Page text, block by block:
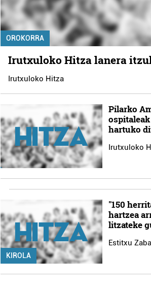
OROKORRA
Irutxuloko Hitza lanera
Irutxuloko Hitza
Pilarko
hartuko
Irutxuloko
KIROLA
"150
hartzea
litzateke
Estitxu